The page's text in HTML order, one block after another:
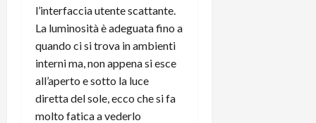
l’interfaccia utente scattante.
La luminosità è adeguata fino a
quando ci si trova in ambienti
interni ma, non appena si esce
all’aperto e sotto la luce
diretta del sole, ecco che si fa
molto fatica a vederlo